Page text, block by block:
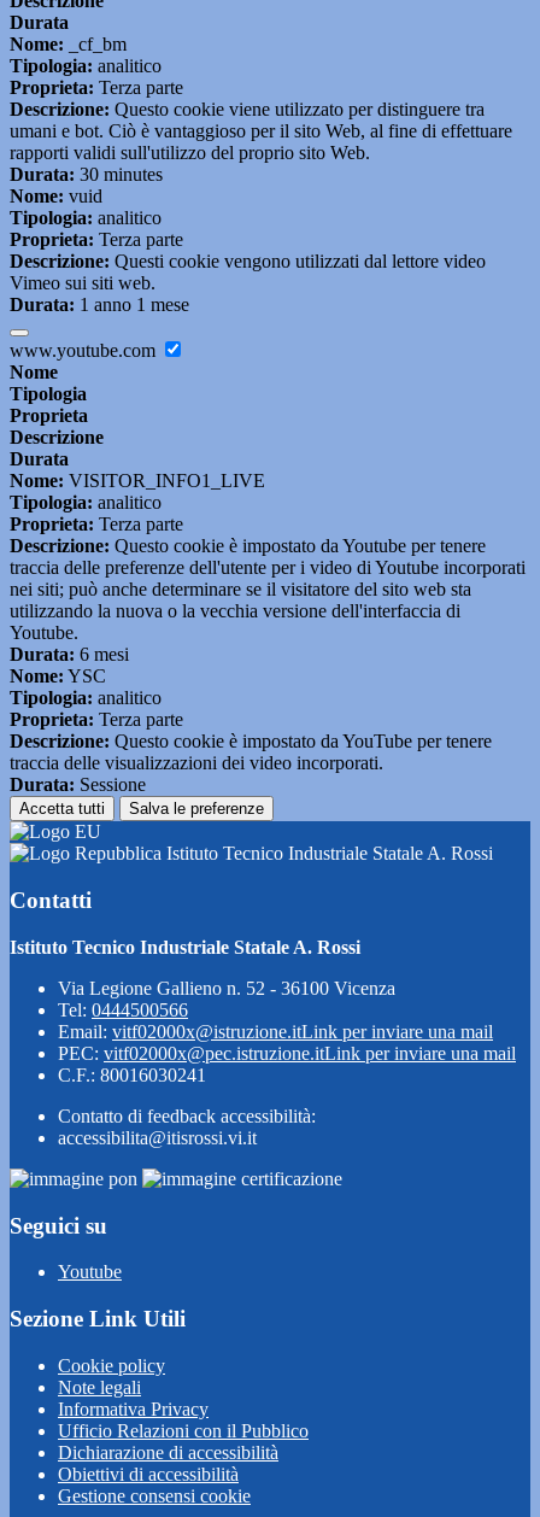
Durata
Nome: _cf_bm
Tipologia: analitico
Proprieta: Terza parte
Descrizione: Questo cookie viene utilizzato per distinguere tra
umani e bot. Ciò è vantaggioso per il sito Web, al fine di effettuare
rapporti validi sull'utilizzo del proprio sito Web.
Durata: 30 minutes
Nome: vuid
Tipologia: analitico
Proprieta: Terza parte
Descrizione: Questi cookie vengono utilizzati dal lettore video
Vimeo sui siti web.
Durata: 1 anno 1 mese
www.youtube.com
Nome
Tipologia
Proprieta
Descrizione
Durata
Nome: VISITOR_INFO1_LIVE
Tipologia: analitico
Proprieta: Terza parte
Descrizione: Questo cookie è impostato da Youtube per tenere
traccia delle preferenze dell'utente per i video di Youtube incorporati
nei siti; può anche determinare se il visitatore del sito web sta
utilizzando la nuova o la vecchia versione dell'interfaccia di
Youtube.
Durata: 6 mesi
Nome: YSC
Tipologia: analitico
Proprieta: Terza parte
Descrizione: Questo cookie è impostato da YouTube per tenere
traccia delle visualizzazioni dei video incorporati.
Durata: Sessione
Accetta tutti Salva le preferenze
Istituto Tecnico Industriale Statale A. Rossi
Contatti
Istituto Tecnico Industriale Statale A. Rossi
Via Legione Gallieno n. 52 - 36100 Vicenza
Tel: 0444500566
Email: vitf02000x@istruzione.itLink per inviare una mail
PEC: vitf02000x@pec.istruzione.itLink per inviare una mail
C.F.: 80016030241
Contatto di feedback accessibilità:
accessibilita@itisrossi.vi.it
Seguici su
Youtube
Sezione Link Utili
Cookie policy
Note legali
Informativa Privacy
Ufficio Relazioni con il Pubblico
Dichiarazione di accessibilità
Obiettivi di accessibilità
Gestione consensi cookie